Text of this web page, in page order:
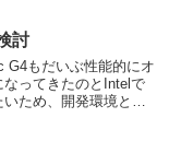
討
G4もだいぶ性能的にオ
なってきたのとIntelで
ため、開発環境とし